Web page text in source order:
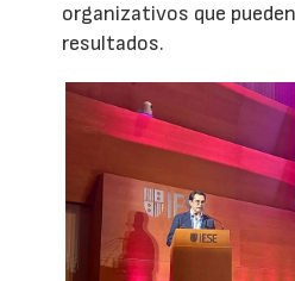
organizativos que
resultados.